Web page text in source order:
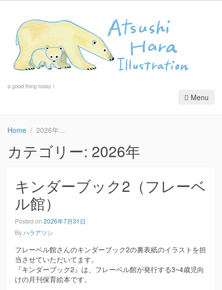
a good thing today !
Menu
Home 2026年
カテゴリー: 2026年
キンダーブック2（フレーベ
ル館）
Posted on 2026年7月31日
Byハラアツシ
フレーベル館さんのキンダーブック2の裏表紙のイラストを担
当させていただいてます。
『キンダーブック2』は、フレーベル館が発行する3~4歳児向
けの月刊保育絵本です。